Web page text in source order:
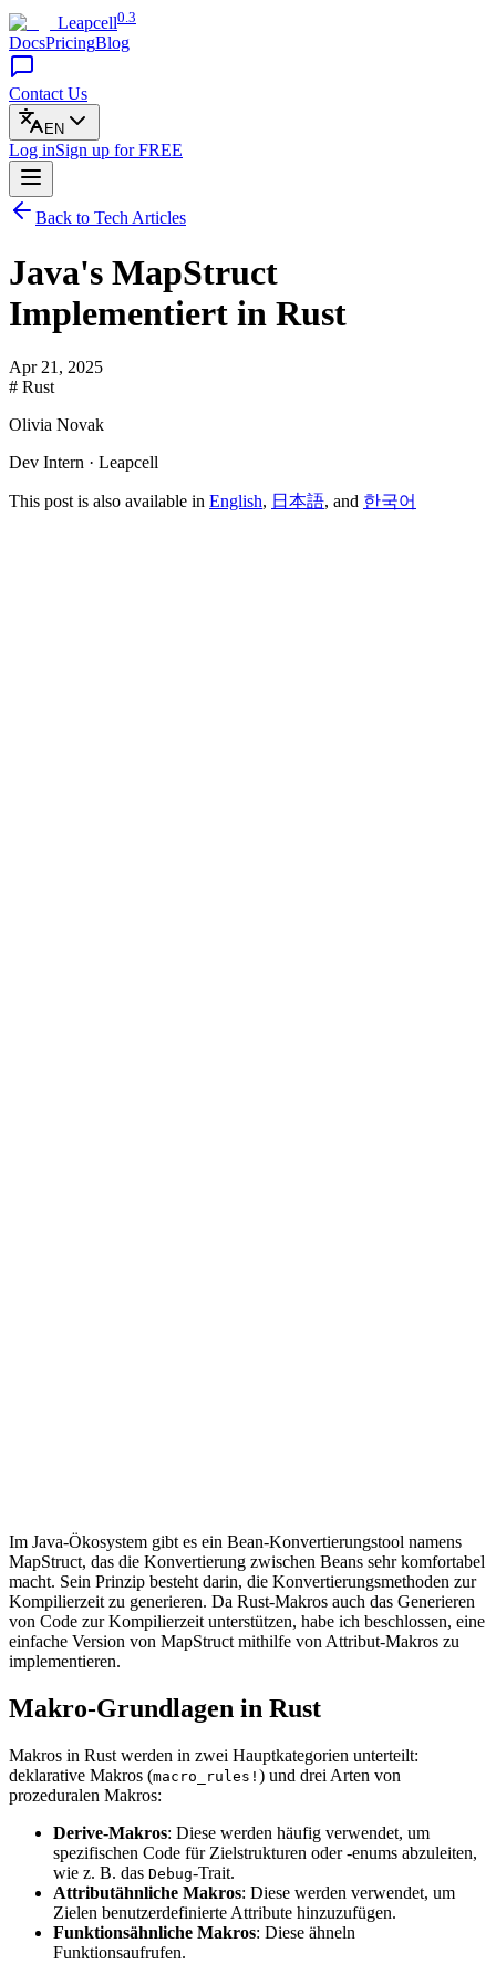
Leapcell0.3
DocsPricingBlog
Contact Us
EN
Log inSign up for FREE
Back to Tech Articles
Java's MapStruct
Implementiert in Rust
Apr 21, 2025
# Rust
Olivia Novak
Dev Intern · Leapcell
This post is also available in English, 日本語, and 한국어
Im Java-Ökosystem gibt es ein Bean-Konvertierungstool namens
MapStruct, das die Konvertierung zwischen Beans sehr komfortabel
macht. Sein Prinzip besteht darin, die Konvertierungsmethoden zur
Kompilierzeit zu generieren. Da Rust-Makros auch das Generieren
von Code zur Kompilierzeit unterstützen, habe ich beschlossen, eine
einfache Version von MapStruct mithilfe von Attribut-Makros zu
implementieren.
Makro-Grundlagen in Rust
Makros in Rust werden in zwei Hauptkategorien unterteilt:
deklarative Makros (macro_rules! ) und drei Arten von
prozeduralen Makros:
Derive-Makros: Diese werden häufig verwendet, um
spezifischen Code für Zielstrukturen oder -enums abzuleiten,
wie z. B. das Debug-Trait.
Attributähnliche Makros: Diese werden verwendet, um
Zielen benutzerdefinierte Attribute hinzuzufügen.
Funktionsähnliche Makros: Diese ähneln
Funktionsaufrufen.